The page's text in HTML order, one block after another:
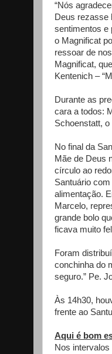
“Nós
Deus rezasse
sentimentos e
o Magnificat
ressoar de
Magnificat,
Kentenich –
Durante as
cara a todos:
Schoenstatt,
No final da
Mãe de Deus
círculo ao
Santuário
alimentação.
Marcelo,
grande bolo
ficava muito
Foram
conchinha do
seguro.” Pe.
Às 14h30,
frente ao
Aqui é bom
Nos